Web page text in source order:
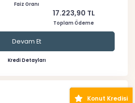
Faiz Oranı
17.223,90 TL
Toplam Ödeme
Devam Et
Kredi Detayları
Konut Kredisi